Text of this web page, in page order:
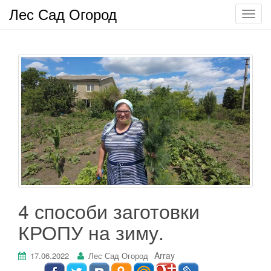
П
а
з
а
т
ь
/
С
к
р
ы
Лес Сад Огород
4 способи заготовки
КРОПУ на зиму.
17.06.2022 Лес Сад Огород Array